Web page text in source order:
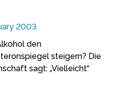
2003
den
steigern? Die
sagt: „Vielleicht“